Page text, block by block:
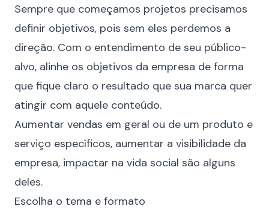
Sempre que começamos projetos precisamos
definir objetivos, pois sem eles perdemos a
direção. Com o entendimento de seu público-
alvo, alinhe os objetivos da empresa de forma
que fique claro o resultado que sua marca quer
atingir com aquele conteúdo.
Aumentar vendas em geral ou de um produto e
serviço específicos, aumentar a visibilidade da
empresa, impactar na vida social são alguns
deles.
Escolha o tema e formato